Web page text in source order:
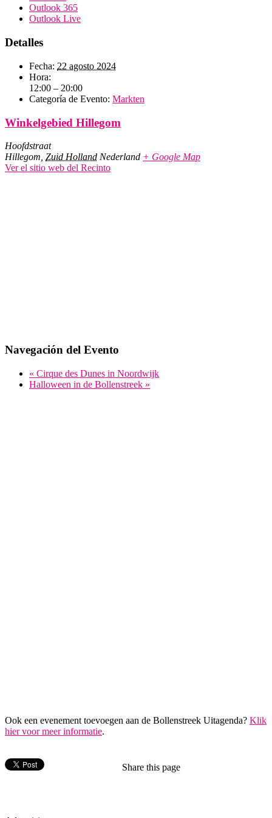
Outlook 365
Outlook Live
Detalles
Fecha: 22 agosto 2024
Hora:
12:00 – 20:00
Categoría de Evento: Markten
Winkelgebied Hillegom
Hoofdstraat
Hillegom Zuid Holland Nederland + Google Map
Ver el sitio web del Recinto
Navegación del Evento
« Cirque des Dunes in Noordwijk
Halloween in de Bollenstreek »
Ook een evenement toevoegen aan de Bollenstreek Uitagenda? Klik
hier voor meer informatie.
Share this page